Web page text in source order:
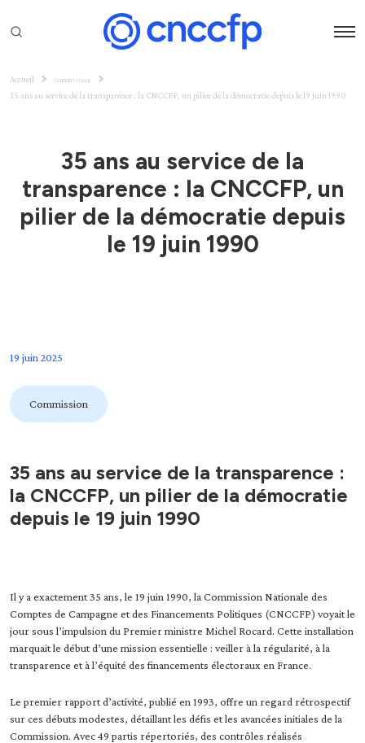
Accueil Commission
35 ans au service de la transparence : la CNCCFP, un pilier de la démocratie depuis le 19 juin 1990
35 ans au service de la
transparence : la CNCCFP, un
pilier de la démocratie depuis
le 19 juin 1990
19 juin 2025
Commission
35 ans au service de la transparence :
la CNCCFP, un pilier de la démocratie
depuis le 19 juin 1990
Il y a exactement 35 ans, le 19 juin 1990, la Commission Nationale des
Comptes de Campagne et des Financements Politiques (CNCCFP) voyait le
jour sous l’impulsion du Premier ministre Michel Rocard. Cette installation
marquait le début d’une mission essentielle : veiller à la régularité, à la
transparence et à l’équité des financements électoraux en France.
Le premier rapport d’activité, publié en 1993, offre un regard rétrospectif
sur ces débuts modestes, détaillant les défis et les avancées initiales de la
Commission. Avec 49 partis répertoriés, des contrôles réalisés